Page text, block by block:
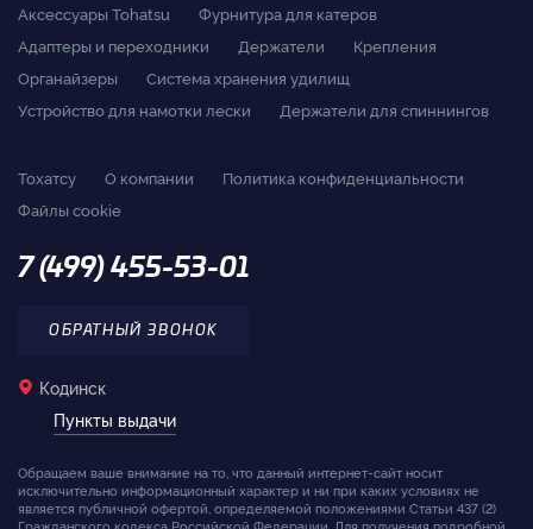
Аксессуары Tohatsu
Фурнитура для катеров
Адаптеры и переходники
Держатели
Крепления
Органайзеры
Система хранения удилищ
Устройство для намотки лески
Держатели для спиннингов
Тохатсу О компании
Политика конфиденциальности
Файлы cookie
7 (499) 455-53-01
ОБРАТНЫЙ ЗВОНОК
Кодинск
Пункты выдачи
Обращаем ваше внимание на то, что данный интернет-сайт носит
исключительно информационный характер и ни при каких условиях не
является публичной офертой, определяемой положениями Статьи 437 (2)
Гражданского кодекса Российской Федерации. Для получения подробной